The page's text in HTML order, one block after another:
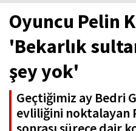
Oyuncu Pelin
'Bekarlık
şey yok'
Geçtiğimiz ay Bedri
evliliğini noktalayan